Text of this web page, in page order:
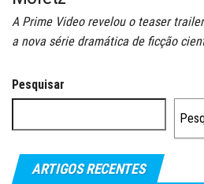
A Prime Video revelou o teaser
a nova série dramática de ficção
Pesquisar
ARTIGOS RECENTES